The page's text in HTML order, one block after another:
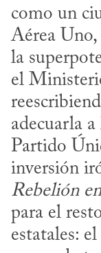
como un
Aérea Uno,
la
el
adecuarla
Partido
Rebelión
para el
estatales: